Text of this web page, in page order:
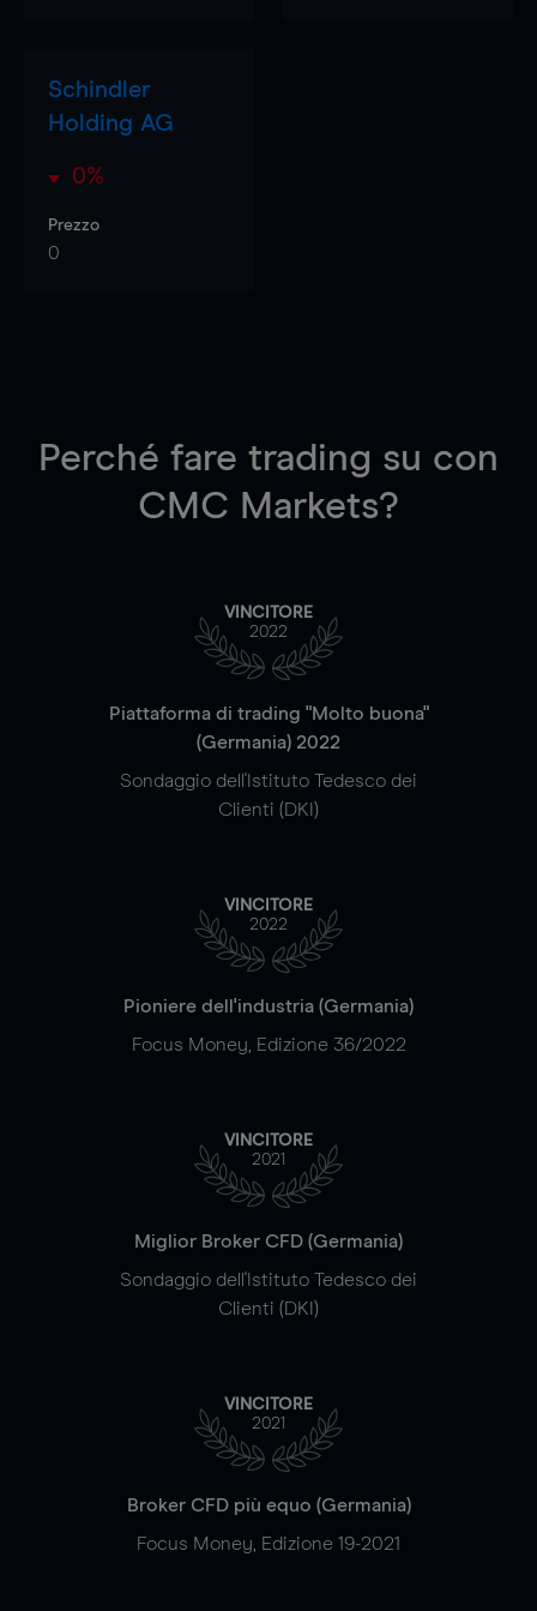
Schindler
Holding AG
0%
Prezzo
0
Perché fare trading su con
CMC Markets?
VINCITORE
2022
Piattaforma di trading "Molto buona"
(Germania) 2022
Sondaggio dell'Istituto Tedesco dei
Clienti (DKI)
VINCITORE
2022
Pioniere dell'industria (Germania)
Focus Money, Edizione 36/2022
VINCITORE
2021
Miglior Broker CFD (Germania)
Sondaggio dell'Istituto Tedesco dei
Clienti (DKI)
VINCITORE
2021
Broker CFD più equo (Germania)
Focus Money, Edizione 19-2021